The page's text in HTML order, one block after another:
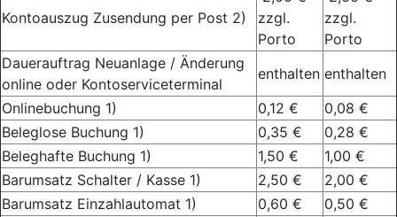
Kontoauszug Zusendung per Post 2)
zzgl.
Porto
zzgl.
Porto
Dauerauftrag Neuanlage / Änderung
online oder Kontoserviceterminal
enthalten enthalten
Onlinebuchung 1)
0,12 €
0,08 €
Beleglose Buchung 1)
0,35 €
0,28 €
Beleghafte Buchung 1)
1,50 €
1,00 €
Barumsatz Schalter / Kasse 1)
2,50 €
2,00 €
Barumsatz Einzahlautomat 1)
0,60 €
0,50 €